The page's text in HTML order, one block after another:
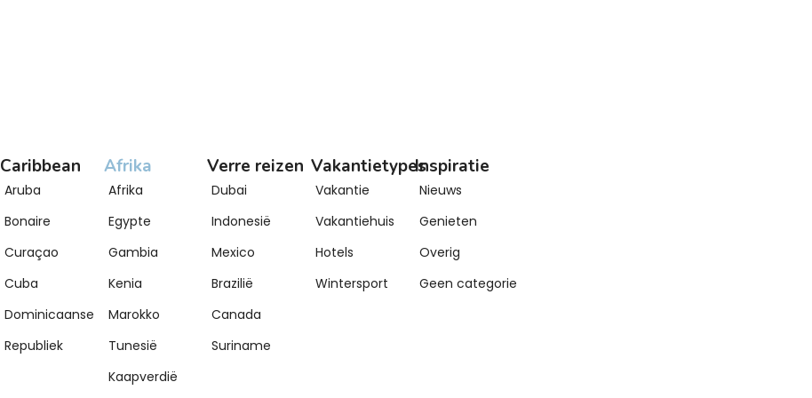
Caribbean
Aruba
Bonaire
Curaçao
Cuba
Dominicaanse
Republiek
Afrika
Afrika
Egypte
Gambia
Kenia
Marokko
Tunesië
Kaapverdië
Verre reizen
Dubai
Indonesië
Mexico
Brazilië
Canada
Suriname
Vakantietypes
Vakantie
Vakantiehuis
Hotels
Wintersport
Inspiratie
Nieuws
Genieten
Overig
Geen categorie